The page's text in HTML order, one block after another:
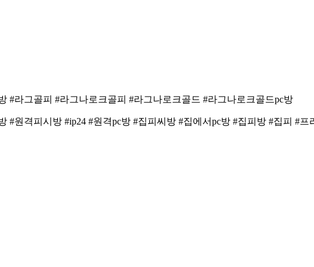
#라그골피 #라그나로크골피 #라그나로크골드 #라그나로크골드pc방
#원격피시방 #ip24 #원격pc방 #집피씨방 #집에서pc방 #집피방 #집피 #프